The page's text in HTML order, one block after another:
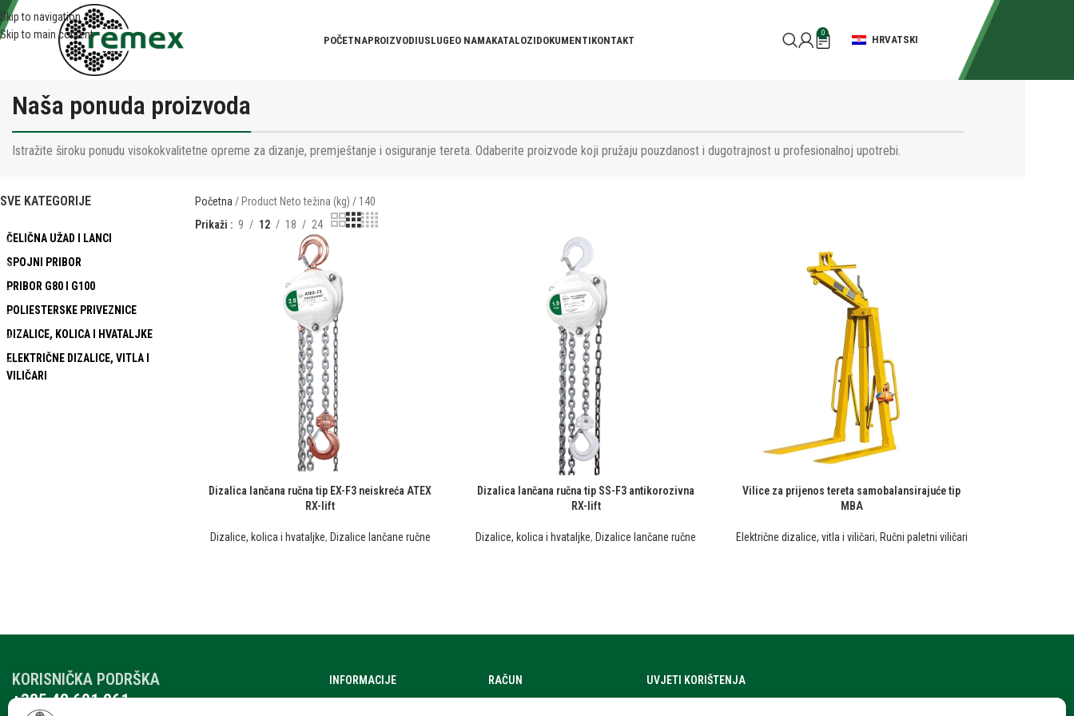
Skip to navigation
Skip to main content
POČETNAPROIZVODIUSLUGEO NAMAKATALOZIDOKUMENTIKONTAKT
0
HRVATSKI
Naša ponuda proizvoda
Istražite široku ponudu visokokvalitetne opreme za dizanje, premještanje i osiguranje tereta. Odaberite proizvode koji pružaju pouzdanost i dugotrajnost u profesionalnoj upotrebi.
SVE KATEGORIJE
ČELIČNA UŽAD I LANCI
SPOJNI PRIBOR
PRIBOR G80 I G100
POLIESTERSKE PRIVEZNICE
DIZALICE, KOLICA I HVATALJKE
ELEKTRIČNE DIZALICE, VITLA I
VILIČARI
Početna Product Neto težina (kg) 140
Prikaži
9 12 18 24
Dizalica lančana ručna tip EX-F3 neiskreća ATEX
RX-lift
Dizalice, kolica i hvataljke, Dizalice lančane ručne
Dizalica lančana ručna tip SS-F3 antikorozivna
RX-lift
Dizalice, kolica i hvataljke,Dizalice lančane ručne
Vilice za prijenos tereta samobalansirajuće tip
MBA
Električne dizalice, vitla i viličari, Ručni paletni viličari
KORISNIČKA PODRŠKA
+385 42 601 061
INFORMACIJE RAČUN UVJETI KORIŠTENJA